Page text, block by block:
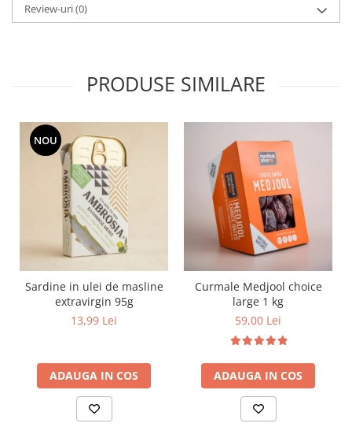
Review-uri(0)
PRODUSE SIMILARE
NOU
Sardine in ulei de masline
extravirgin 95g
13,99 Lei
ADAUGA IN COS
Curmale Medjool choice
large 1 kg
59,00 Lei
ADAUGA IN COS